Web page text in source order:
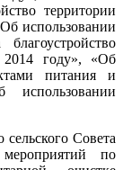
территории
использовании
2014 году», «Об
питания и
использовании
Совета
по